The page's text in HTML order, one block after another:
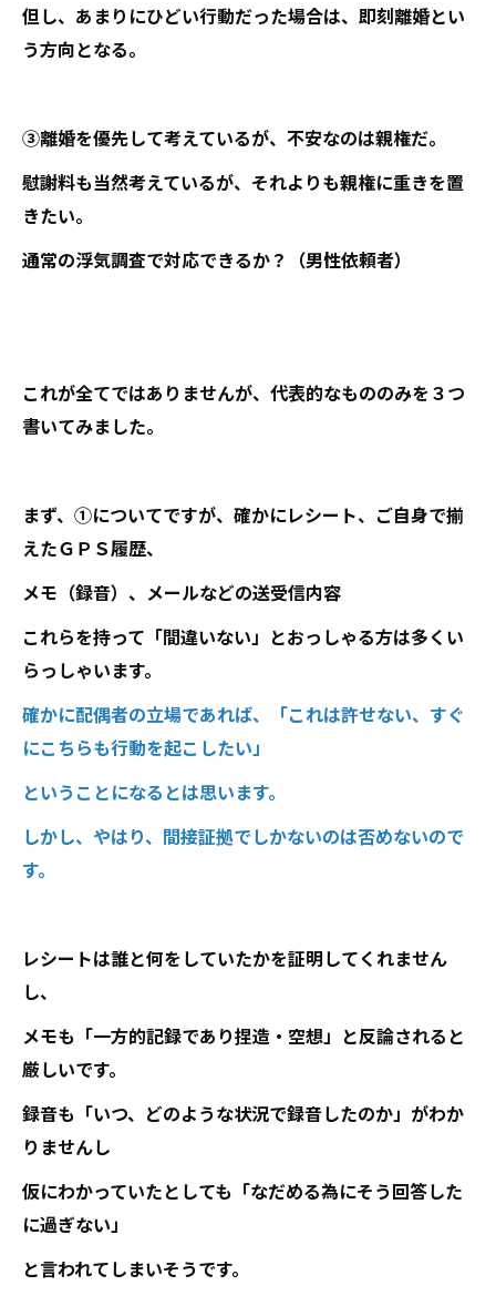
但し、あまりにひどい行動だった場合は、即刻離婚とい
う方向となる。
③離婚を優先して考えているが、不安なのは親権だ。
慰謝料も当然考えているが、それよりも親権に重きを置
きたい。
通常の浮気調査で対応できるか？（男性依頼者）
これが全てではありませんが、代表的なもののみを３つ
書いてみました。
まず、①についてですが、確かにレシート、ご自身で揃
えたＧＰＳ履歴、
メモ（録音）、メールなどの送受信内容
これらを持って「間違いない」とおっしゃる方は多くい
らっしゃいます。
確かに配偶者の立場であれば、「これは許せない、すぐ
にこちらも行動を起こしたい」
ということになるとは思います。
しかし、やはり、間接証拠でしかないのは否めないので
す。
レシートは誰と何をしていたかを証明してくれません
し、
メモも「一方的記録であり捏造・空想」と反論されると
厳しいです。
録音も「いつ、どのような状況で録音したのか」がわか
りませんし
仮にわかっていたとしても「なだめる為にそう回答した
に過ぎない」
と言われてしまいそうです。